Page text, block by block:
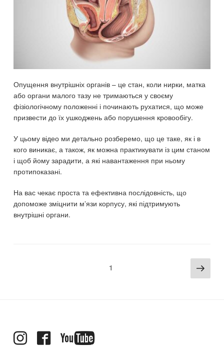
Опущення внутрішніх органів – це стан, коли нирки, матка
або органи малого тазу не тримаються у своєму
фізіологічному положенні і починають рухатися, що може
призвести до їх ушкоджень або порушення кровообігу.
У цьому відео ми детально розберемо, що це таке, як і в
кого виникає, а також, як можна практикувати із цим станом
і щоб йому зарадити, а які навантаження при ньому
протипоказані.
На вас чекає проста та ефективна послідовність, що
допоможе зміцнити м’язи корпусу, які підтримують
внутрішні органи.
1